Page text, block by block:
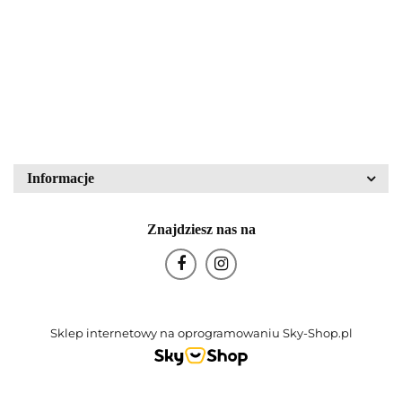
Bohemia Glas
Informacje
Znajdziesz nas na
Sklep internetowy na oprogramowaniu Sky-Shop.pl